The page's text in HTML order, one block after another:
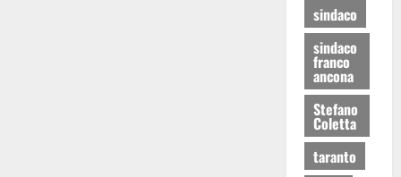
sindaco
sindaco
franco
ancona
Stefano
Coletta
taranto